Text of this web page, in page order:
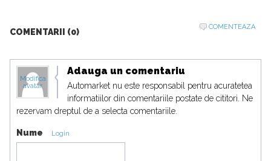
COMENTARII (0)
COMENTEAZA
Modifica
avatar
Adauga un comentariu
Automarket nu este responsabil pentru acuratetea
informatiilor din comentariile postate de cititori. Ne
rezervam dreptul de a selecta comentariile.
Nume Login